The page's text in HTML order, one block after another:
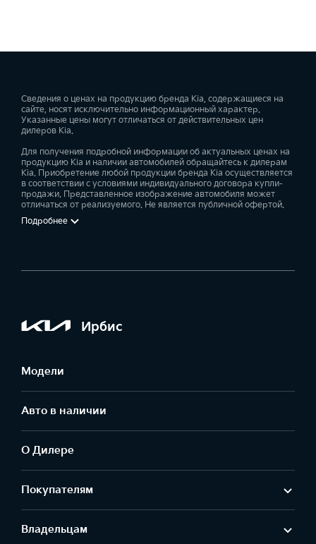
Сведения о ценах на продукцию бренда Kia, содержащиеся на
сайте, носят исключительно информационный характер.
Указанные цены могут отличаться от действительных цен
дилеров Kia.
Для получения подробной информации об актуальных ценах на
продукцию Kia и наличии автомобилей обращайтесь к дилерам
Kia. Приобретение любой продукции бренда Kia осуществляется
в соответствии с условиями индивидуального договора купли-
продажи. Представленное изображение автомобиля может
отличаться от реализуемого. Не является публичной офертой.
Подробнее
Ирбис
Модели
Авто в наличии
О Дилере
Покупателям
Владельцам